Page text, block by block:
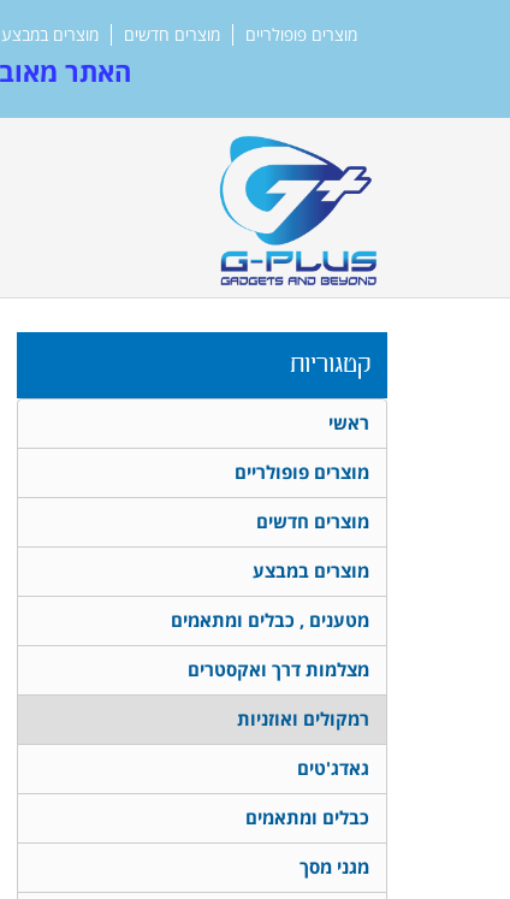
מוצרים פופולריים מוצרים חדשים מוצרים במבצע
האתר
קטגוריות
ראשי
מוצרים פופולריים
מוצרים חדשים
מוצרים במבצע
מטענים , כבלים ומתאמים
מצלמות דרך ואקסטרים
רמקולים ואוזניות
גאדג'טים
כבלים ומתאמים
מגני מסך